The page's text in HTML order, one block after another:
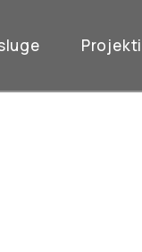
Projekti